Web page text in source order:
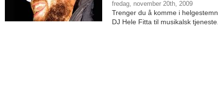
fredag, november 20th, 2009
Trenger du å komme i
DJ Hele Fitta til musikalsk